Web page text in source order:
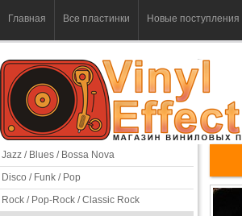
Главная Все пластинки Новые поступления
Jazz / Blues / Bossa Nova
Disco / Funk / Pop
Rock / Pop-Rock / Classic Rock